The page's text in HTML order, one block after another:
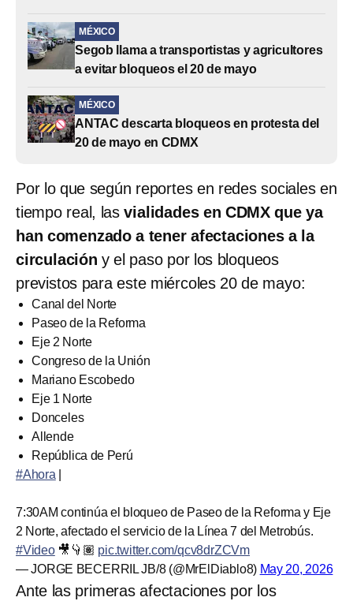
MÉXICO
Segob llama a transportistas y agricultores
a evitar bloqueos el 20 de mayo
MÉXICO
ANTAC descarta bloqueos en protesta del
20 de mayo en CDMX
Por lo que según reportes en redes sociales en
tiempo real, las vialidades en CDMX que ya
han comenzado a tener afectaciones a la
circulación y el paso por los bloqueos
previstos para este miércoles 20 de mayo:
Canal del Norte
Paseo de la Reforma
Eje 2 Norte
Congreso de la Unión
Mariano Escobedo
Eje 1 Norte
Donceles
Allende
República de Perú
#Ahora
7:30AM continúa el bloqueo de Paseo de la Reforma y Eje
2 Norte, afectado el servicio de la Línea 7 del Metrobús.
#Video🎥👇🏽 pic.twitter.com/qcv8drZCVm
— JORGE BECERRIL JB/8 (@MrElDiablo8) May 20, 2026
Ante las primeras afectaciones por los